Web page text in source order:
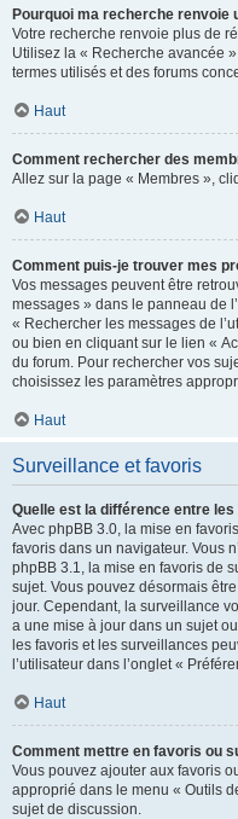
Pourquoi ma recherche renvoie
Votre recherche renvoie plus de
Utilisez la « Recherche avancée
termes utilisés et des forums
Haut
Comment rechercher des
Allez sur la page « Membres »,
Haut
Comment puis-je trouver mes
Vos messages peuvent être
messages » dans le panneau de
« Rechercher les messages de
ou bien en cliquant sur le lien «
du forum. Pour rechercher vos
choisissez les paramètres
Haut
Surveillance et favoris
Quelle est la différence entre
Avec phpBB 3.0, la mise en
favoris dans un navigateur. Vous
phpBB 3.1, la mise en favoris de
sujet. Vous pouvez désormais
jour. Cependant, la surveillance
a une mise à jour dans un sujet
les favoris et les surveillances
l’utilisateur dans l’onglet «
Haut
Comment mettre en favoris ou
Vous pouvez ajouter aux favoris
approprié dans le menu « Outils
sujet de discussion.